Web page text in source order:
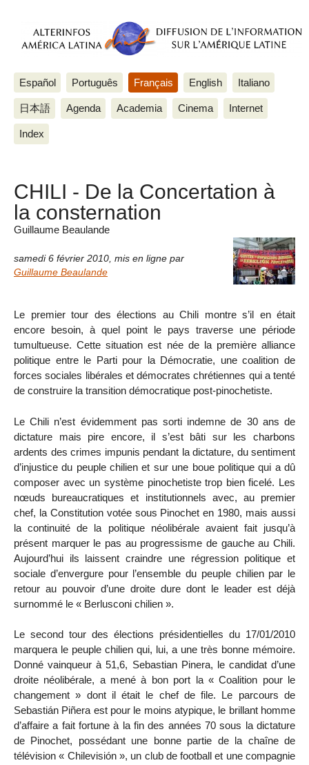
Español Português Français English Italiano
日本語 Agenda Academia Cinema Internet
Index
CHILI - De la Concertation à
la consternation
Guillaume Beaulande
samedi 6 février 2010 mis en ligne par
Guillaume Beaulande
Le premier tour des élections au Chili montre s’il en était
encore besoin, à quel point le pays traverse une période
tumultueuse. Cette situation est née de la première alliance
politique entre le Parti pour la Démocratie, une coalition de
forces sociales libérales et démocrates chrétiennes qui a tenté
de construire la transition démocratique post-pinochetiste.
Le Chili n’est évidemment pas sorti indemne de 30 ans de
dictature mais pire encore, il s’est bâti sur les charbons
ardents des crimes impunis pendant la dictature, du sentiment
d’injustice du peuple chilien et sur une boue politique qui a dû
composer avec un système pinochetiste trop bien ficelé. Les
nœuds bureaucratiques et institutionnels avec, au premier
chef, la Constitution votée sous Pinochet en 1980, mais aussi
la continuité de la politique néolibérale avaient fait jusqu’à
présent marquer le pas au progressisme de gauche au Chili.
Aujourd’hui ils laissent craindre une régression politique et
sociale d’envergure pour l’ensemble du peuple chilien par le
retour au pouvoir d’une droite dure dont le leader est déjà
surnommé le « Berlusconi chilien ».
Le second tour des élections présidentielles du 17/01/2010
marquera le peuple chilien qui, lui, a une très bonne mémoire.
Donné vainqueur à 51,6, Sebastian Pinera, le candidat d’une
droite néolibérale, a mené à bon port la « Coalition pour le
changement » dont il était le chef de file. Le parcours de
Sebastián Piñera est pour le moins atypique, le brillant homme
d’affaire a fait fortune à la fin des années 70 sous la dictature
de Pinochet, possédant une bonne partie de la chaîne de
télévision « Chilevisión », un club de football et une compagnie